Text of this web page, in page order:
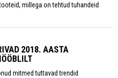
millega on tehtud tuhandeid
2018. AASTA
mitmed tuttavad trendid